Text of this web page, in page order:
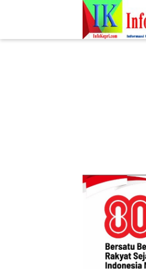
.post-body img { display: block;